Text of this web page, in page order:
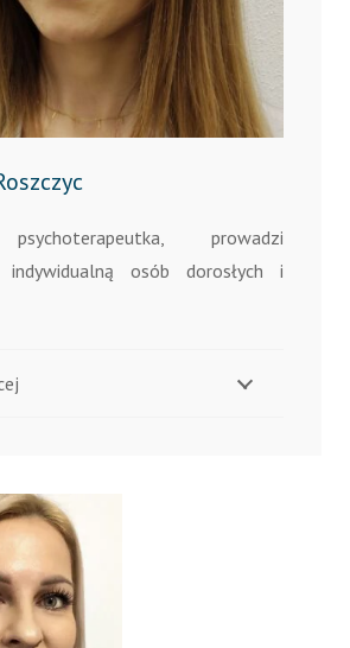
prowadzi
indywidualną osób dorosłych i